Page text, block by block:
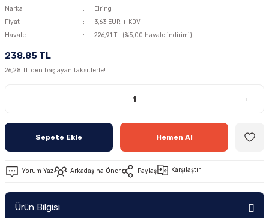
Yakıt Pompası, Yakıt Hatları
Marka
Elring
Fiyat
3,63 EUR + KDV
Havale
226,91 TL (%5,00 havale indirimi)
238,85 TL
26,28 TL den başlayan taksitlerle!
- +
Sepete Ekle Hemen Al
Yorum Yaz Arkadaşına Öner Paylaş Karşılaştır
Ürün Bilgisi